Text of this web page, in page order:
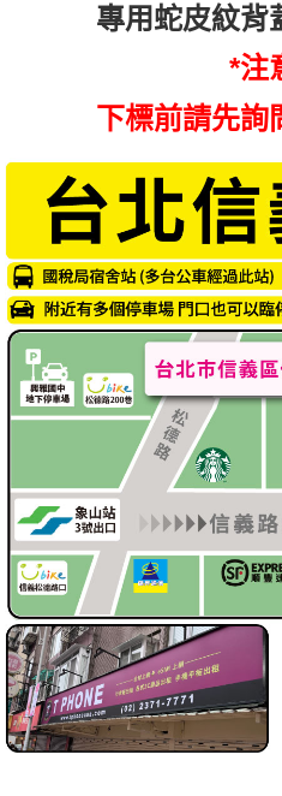
每筆NT$100，滿NT$199(含以上)
專用蛇皮紋背
*注
下標前請先詢